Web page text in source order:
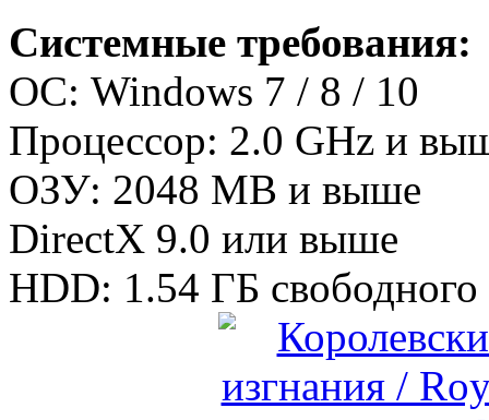
Системные требования:
OС: Windows 7 / 8 / 10
Процессор: 2.0 GHz и
ОЗУ: 2048 MB и выше
DirectX 9.0 или выше
HDD: 1.54 ГБ свободного